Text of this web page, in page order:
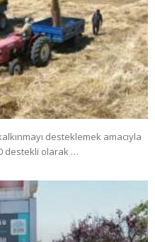
desteklemek amacıyla
destekli olarak …